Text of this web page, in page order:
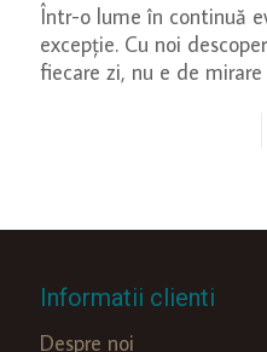
Într-o lume în continuă
excepție. Cu noi
fiecare zi, nu e de
Informatii clienti
Despre noi